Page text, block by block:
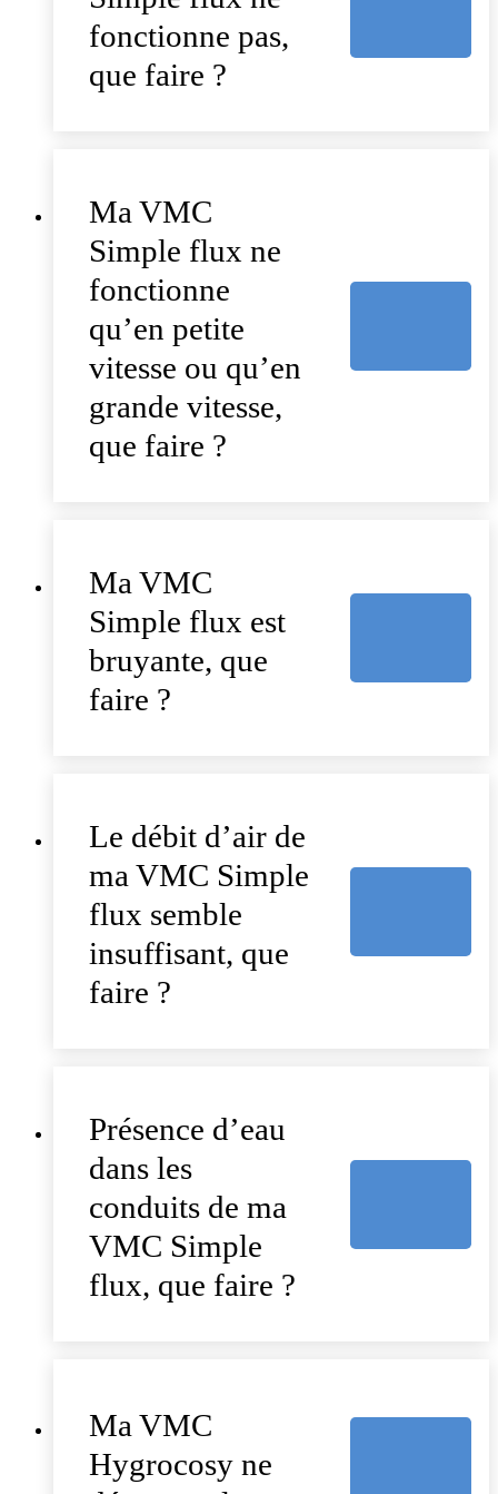
fonctionne pas,
que faire ?
Ma VMC
Simple flux ne
fonctionne
qu’en petite
vitesse ou qu’en
grande vitesse,
que faire ?
Ma VMC
Simple flux est
bruyante, que
faire ?
Le débit d’air de
ma VMC Simple
flux semble
insuffisant, que
faire ?
Présence d’eau
dans les
conduits de ma
VMC Simple
flux, que faire ?
Ma VMC
Hygrocosy ne